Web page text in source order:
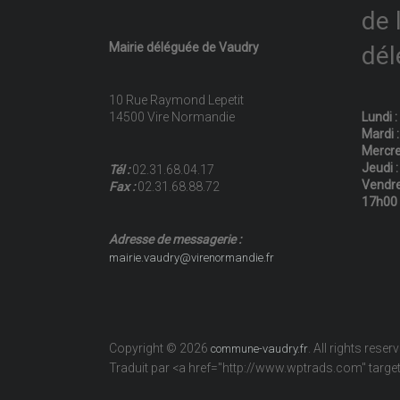
Mairie déléguée de Vaudry
10 Rue Raymond Lepetit
14500 Vire Normandie
Tél :02.31.68.04.17
Fax :02.31.68.88.72
Adresse de messagerie :
mairie.vaudry@virenormandie.fr
de
Lundi
Mardi
Jeudi
17h00
Copyright © 2026 commune-vaudry.fr . All rights
Traduit par <a href="http://www.wptrads.com"